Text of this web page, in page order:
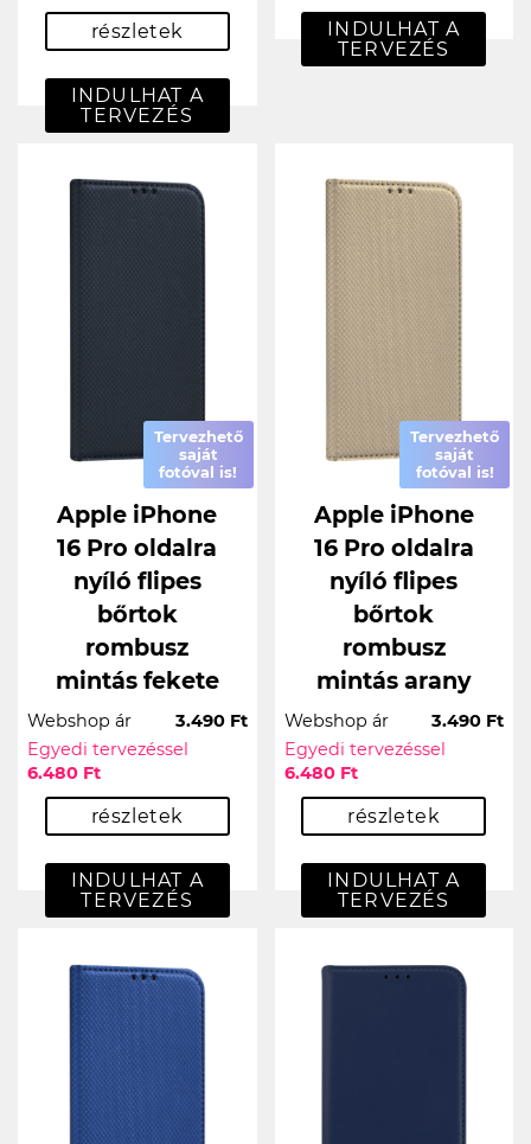
részletek
INDULHAT A
TERVEZÉS
INDULHAT A
TERVEZÉS
Tervezhető
saját
fotóval is!
Apple iPhone
16 Pro oldalra
nyíló flipes
bőrtok
rombusz
mintás fekete
Webshop ár
3.490 Ft
Egyedi tervezéssel
6.480 Ft
részletek
INDULHAT A
TERVEZÉS
Tervezhető
saját
fotóval is!
Apple iPhone
16 Pro oldalra
nyíló flipes
bőrtok
rombusz
mintás arany
Webshop ár
3.490 Ft
Egyedi tervezéssel
6.480 Ft
részletek
INDULHAT A
TERVEZÉS